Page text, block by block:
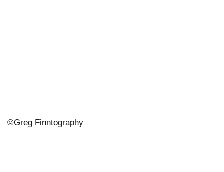
©Greg Finntography